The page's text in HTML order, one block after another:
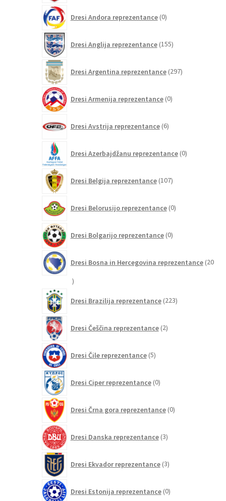
Dresi Andora reprezentance 0izdelkov
Dresi Anglija reprezentance 155izdelkov
Dresi Argentina reprezentance 297izdelkov
Dresi Armenija reprezentance 0izdelkov
Dresi Avstrija reprezentance 6izdelkov
Dresi Azerbajdžanu reprezentance 0izdelkov
Dresi Belgija reprezentance 107izdelkov
Dresi Belorusijo reprezentance 0izdelkov
Dresi Bolgarijo reprezentance 0izdelkov
Dresi Bosna in Hercegovina reprezentance 20
20
Dresi Brazilija reprezentance 223izdelkov
Dresi Češčina reprezentance 2izdelka
Dresi Čile reprezentance 5izdelkov
Dresi Ciper reprezentance 0izdelkov
Dresi Črna gora reprezentance 0izdelkov
Dresi Danska reprezentance 3izdelki
Dresi Ekvador reprezentance 3izdelki
Dresi Estonija reprezentance 0izdelkov